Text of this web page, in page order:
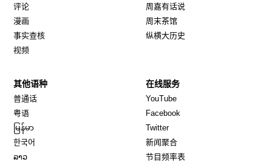
评论
漫画
事实查核
视频
周嘉有话说
周末茶馆
纵横大历史
其他语种
普通话
粤语
မြန်မာ
한국어
ລາວ
在线服务
YouTube
Facebook
TwitterOpens in new window
新闻聚合
节目频率表